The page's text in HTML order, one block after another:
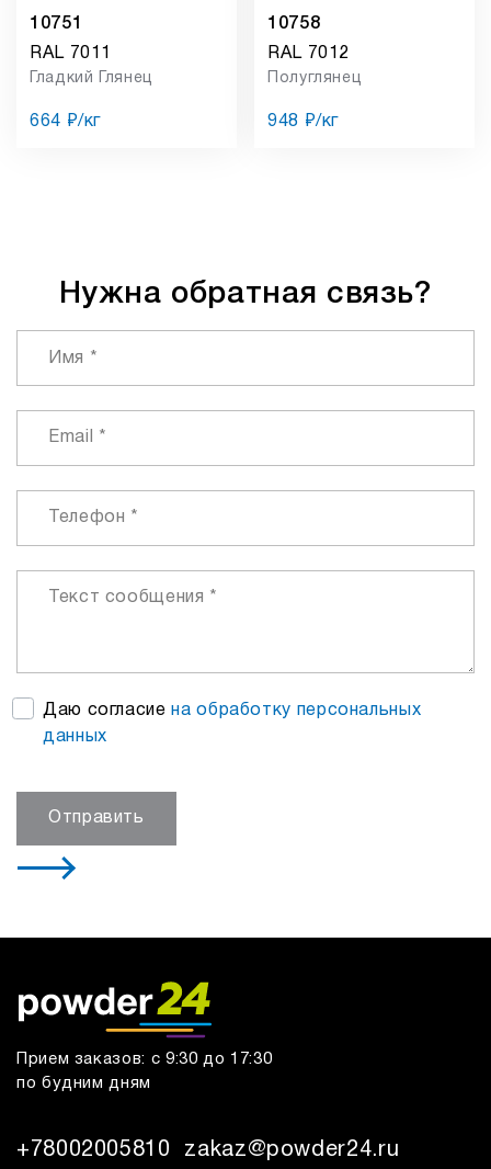
10751
RAL 7011
Гладкий Глянец
664 ₽/кг
10758
RAL 7012
Полуглянец
948 ₽/кг
Нужна обратная связь?
Даю согласиена обработку персональных
данных
Отправить
Прием заказов: с 9:30 до 17:30
по будним дням
+78002005810 zakaz@powder24.ru